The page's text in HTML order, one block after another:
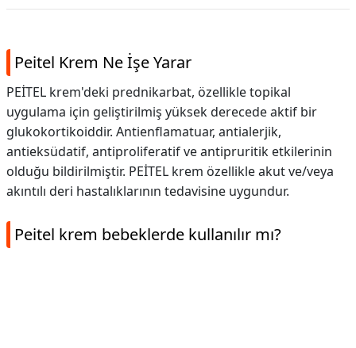
Peitel Krem Ne İşe Yarar
PEİTEL krem'deki prednikarbat, özellikle topikal
uygulama için geliştirilmiş yüksek derecede aktif bir
glukokortikoiddir. Antienflamatuar, antialerjik,
antieksüdatif, antiproliferatif ve antipruritik etkilerinin
olduğu bildirilmiştir. PEİTEL krem özellikle akut ve/veya
akıntılı deri hastalıklarının tedavisine uygundur.
Peitel krem bebeklerde kullanılır mı?